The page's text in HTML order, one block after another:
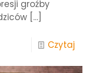
groźby
[…]
Czytaj